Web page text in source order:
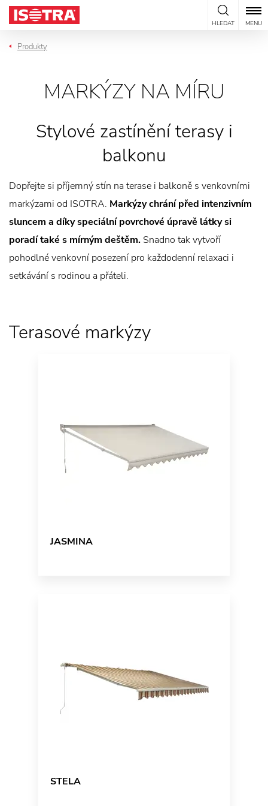
Přeskočit na obsah
HLEDAT MENU
Produkty
MARKÝZY NA MÍRU
Stylové zastínění terasy i
balkonu
Dopřejte si příjemný stín na terase i balkoně s venkovními
markýzami od ISOTRA. Markýzy chrání před intenzivním
sluncem a díky speciální povrchové úpravě látky si
poradí také s mírným deštěm. Snadno tak vytvoří
pohodlné venkovní posezení pro každodenní relaxaci i
setkávání s rodinou a přáteli.
Terasové markýzy
JASMINA
STELA